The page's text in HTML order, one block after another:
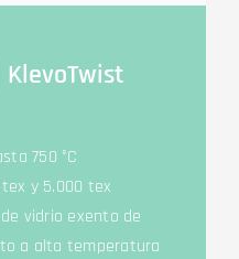
Kle­voTwist
750 °C
y 5.000 tex
vid­rio exen­to de
a alta temperatura